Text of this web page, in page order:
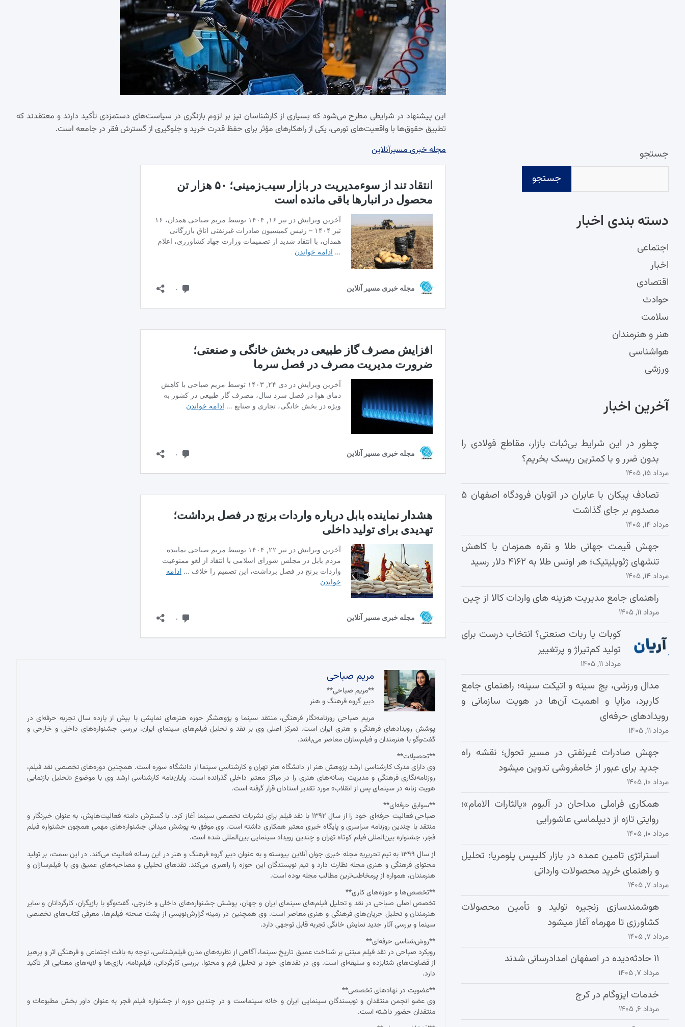
این پیشنهاد در شرایطی مطرح می‌شود که بسیاری از کارشناسان نیز بر لزوم بازنگری در سیاست‌های دستمزدی تأکید دارند و معتقدند که
تطبیق حقوق‌ها با واقعیت‌های تورمی، یکی از راهکارهای مؤثر برای حفظ قدرت خرید و جلوگیری از گسترش فقر در جامعه است.
مجله خبری مسیرآنلاین
مریم صباحی
**مریم صباحی**
دبیر گروه فرهنگ و هنر
مریم صباحی روزنامه‌نگار فرهنگی، منتقد سینما و پژوهشگر حوزه هنرهای نمایشی با بیش از یازده سال تجربه حرفه‌ای در
پوشش رویدادهای فرهنگی و هنری ایران است. تمرکز اصلی وی بر نقد و تحلیل فیلم‌های سینمای ایران، بررسی جشنواره‌های داخلی و خارجی و
گفت‌وگو با هنرمندان و فیلم‌سازان معاصر می‌باشد.
**تحصیلات**
وی دارای مدرک کارشناسی ارشد پژوهش هنر از دانشگاه هنر تهران و کارشناسی سینما از دانشگاه سوره است. همچنین دوره‌های تخصصی نقد فیلم،
روزنامه‌نگاری فرهنگی و مدیریت رسانه‌های هنری را در مراکز معتبر داخلی گذرانده است. پایان‌نامه کارشناسی ارشد وی با موضوع «تحلیل بازنمایی
هویت زنانه در سینمای پس از انقلاب» مورد تقدیر استادان قرار گرفته است.
**سوابق حرفه‌ای**
صباحی فعالیت حرفه‌ای خود را از سال ۱۳۹۲ با نقد فیلم برای نشریات تخصصی سینما آغاز کرد. با گسترش دامنه فعالیت‌هایش، به عنوان خبرنگار و
منتقد با چندین روزنامه سراسری و پایگاه خبری معتبر همکاری داشته است. وی موفق به پوشش میدانی جشنواره‌های مهمی همچون جشنواره فیلم
فجر، جشنواره بین‌المللی فیلم کوتاه تهران و چندین رویداد سینمایی بین‌المللی شده است.
از سال ۱۳۹۹ به تیم تحریریه مجله خبری جوان آنلاین پیوسته و به عنوان دبیر گروه فرهنگ و هنر در این رسانه فعالیت می‌کند. در این سمت، بر تولید
محتوای فرهنگی و هنری مجله نظارت دارد و تیم نویسندگان این حوزه را راهبری می‌کند. نقدهای تحلیلی و مصاحبه‌های عمیق وی با فیلم‌سازان و
هنرمندان، همواره از پرمخاطب‌ترین مطالب مجله بوده است.
**تخصص‌ها و حوزه‌های کاری**
تخصص اصلی صباحی در نقد و تحلیل فیلم‌های سینمای ایران و جهان، پوشش جشنواره‌های داخلی و خارجی، گفت‌وگو با بازیگران، کارگردانان و سایر
هنرمندان و تحلیل جریان‌های فرهنگی و هنری معاصر است. وی همچنین در زمینه گزارش‌نویسی از پشت صحنه فیلم‌ها، معرفی کتاب‌های تخصصی
سینما و بررسی آثار جدید نمایش خانگی تجربه قابل توجهی دارد.
**روش‌شناسی حرفه‌ای**
رویکرد صباحی در نقد فیلم مبتنی بر شناخت عمیق تاریخ سینما، آگاهی از نظریه‌های مدرن فیلم‌شناسی، توجه به بافت اجتماعی و فرهنگی اثر و پرهیز
از قضاوت‌های شتابزده و سلیقه‌ای است. وی در نقدهای خود بر تحلیل فرم و محتوا، بررسی کارگردانی، فیلم‌نامه، بازی‌ها و لایه‌های معنایی اثر تأکید
دارد.
**عضویت در نهادهای تخصصی**
وی عضو انجمن منتقدان و نویسندگان سینمایی ایران و خانه سینماست و در چندین دوره از جشنواره فیلم فجر به عنوان داور بخش مطبوعات و
منتقدان حضور داشته است.
جستجو
جستجو
دسته‌ بندی اخبار
اجتماعی
اخبار
اقتصادی
حوادث
سلامت
هنر و هنرمندان
هواشناسی
ورزشی
آخرین اخبار
چطور در این شرایط بی‌ثبات بازار، مقاطع فولادی را
بدون ضرر و با کمترین ریسک بخریم؟
مرداد ۱۵, ۱۴۰۵
تصادف پیکان با عابران در اتوبان فرودگاه اصفهان ۵
مصدوم بر جای گذاشت
مرداد ۱۴, ۱۴۰۵
جهش قیمت جهانی طلا و نقره همزمان با کاهش
تنشهای ژئوپلیتیک؛ هر اونس طلا به ۴۱۶۲ دلار رسید
مرداد ۱۴, ۱۴۰۵
راهنمای جامع مدیریت هزینه‌ های واردات کالا از چین
مرداد ۱۱, ۱۴۰۵
کوبات یا ربات صنعتی؟ انتخاب درست برای
تولید کم‌تیراژ و پرتغییر
مرداد ۱۱, ۱۴۰۵
مدال ورزشی، بج سینه و اتیکت سینه؛ راهنمای جامع
کاربرد، مزایا و اهمیت آن‌ها در هویت سازمانی و
رویدادهای حرفه‌ای
مرداد ۱۱, ۱۴۰۵
جهش صادرات غیرنفتی در مسیر تحول؛ نقشه راه
جدید برای عبور از خامفروشی تدوین میشود
مرداد ۱۰, ۱۴۰۵
همکاری فراملی مداحان در آلبوم «یالثارات الامام»؛
روایتی تازه از دیپلماسی عاشورایی
مرداد ۱۰, ۱۴۰۵
استراتژی تامین عمده در بازار کلیپس پلومریا: تحلیل
و راهنمای خرید محصولات وارداتی
مرداد ۷, ۱۴۰۵
هوشمندسازی زنجیره تولید و تأمین محصولات
کشاورزی تا مهرماه آغاز میشود
مرداد ۷, ۱۴۰۵
۱۱ حادثه‌دیده در اصفهان امدادرسانی شدند
مرداد ۷, ۱۴۰۵
خدمات ایزوگام در کرج
مرداد ۶, ۱۴۰۵